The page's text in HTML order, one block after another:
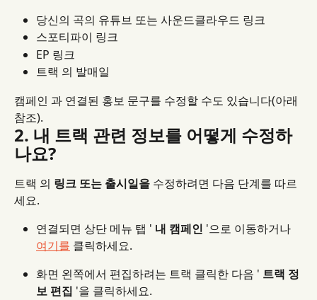
당신의 곡의 유튜브 또는 사운드클라우드 링크
스포티파이 링크
EP 링크
트랙 의 발매일
캠페인 과 연결된 홍보 문구를 수정할 수도 있습니다(아래
참조).
2. 내 트랙 관련 정보를 어떻게 수정하
나요?
트랙 의 링크 또는 출시일을 수정하려면 다음 단계를 따르
세요.
연결되면 상단 메뉴 탭 ' 내 캠페인 '으로 이동하거나
여기를 클릭하세요.
화면 왼쪽에서 편집하려는 트랙 클릭한 다음 ' 트랙 정
보 편집 '을 클릭하세요.